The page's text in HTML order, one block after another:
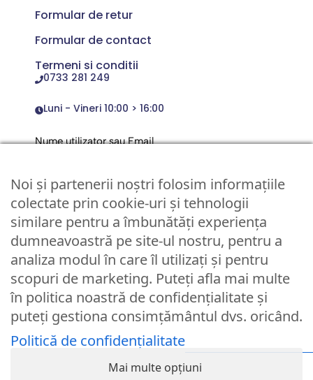
Formular de retur
Formular de contact
Termeni si conditii
0733 281 249
Luni - Vineri 10:00 > 16:00
Nume utilizator sau Email
Parola
Remember Me
Logare
Lost your password?
© Partybaloane.ro - Toate drepturile rezervate. ™
Noi și partenerii noștri folosim informațiile
colectate prin cookie-uri și tehnologii
similare pentru a îmbunătăți experiența
dumneavoastră pe site-ul nostru, pentru a
analiza modul în care îl utilizați și pentru
scopuri de marketing. Puteți afla mai multe
în politica noastră de confidențialitate și
puteți gestiona consimțământul dvs. oricând.
Politică de confidențialitate
Mai multe opțiuni